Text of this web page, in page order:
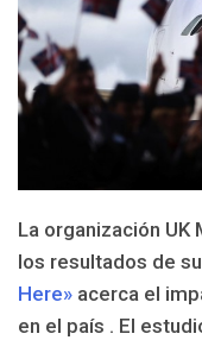
La organización UK
los resultados de
Here» acerca el
en el país . El